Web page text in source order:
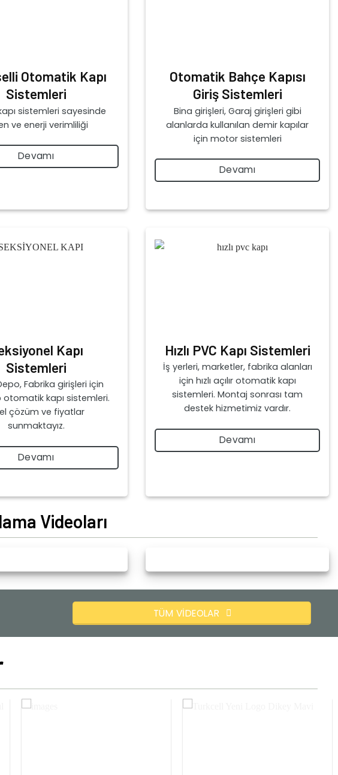
Otomatik Kapı
Sistemleri
sistemleri sayesinde
ve enerji verimliliği
Devamı
Otomatik Bahçe Kapısı
Giriş Sistemleri
Bina girişleri, Garaj girişleri gibi
alanlarda kullanılan demir kapılar
için motor sistemleri
Devamı
Kapı
Sistemleri
Fabrika girişleri için
kapı sistemleri.
çözüm ve fiyatlar
sunmaktayız.
Devamı
Hızlı PVC Kapı Sistemleri
İş yerleri, marketler, fabrika alanları
için hızlı açılır otomatik kapı
sistemleri. Montaj sonrası tam
destek hizmetimiz vardır.
Devamı
Videoları
TÜM VIDEOLAR